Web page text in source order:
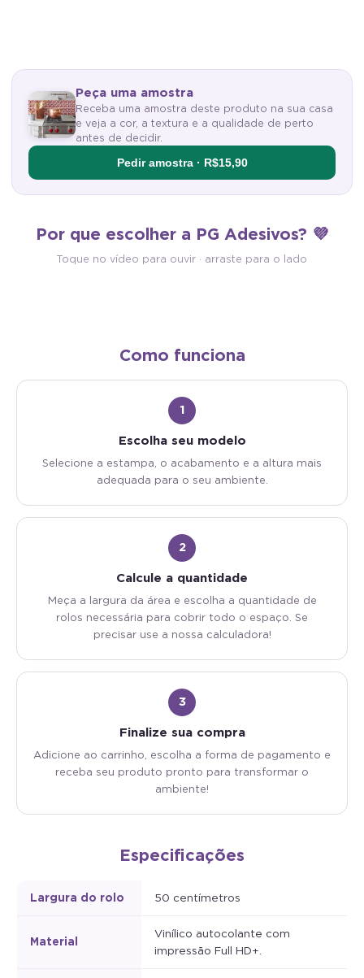
Peça uma amostra
Receba uma amostra deste produto na sua casa
e veja a cor, a textura e a qualidade de perto
antes de decidir.
Pedir amostra · R$15,90
Por que escolher a PG Adesivos? 💜
Toque no vídeo para ouvir · arraste para o lado
Material antimofo e antibacteriano:
mais saúde e higiene para o seu
Vinílico com cola própria: é
descolar e aplicar. Sem cola
Como funciona
1
Escolha seu modelo
Selecione a estampa, o acabamento e a altura mais
adequada para o seu ambiente.
2
Calcule a quantidade
Meça a largura da área e escolha a quantidade de
rolos necessária para cobrir todo o espaço. Se
precisar use a nossa calculadora!
3
Finalize sua compra
Adicione ao carrinho, escolha a forma de pagamento e
receba seu produto pronto para transformar o
ambiente!
Especificações
Largura do rolo 50 centímetros
Material
Vinílico autocolante com
impressão Full HD+.